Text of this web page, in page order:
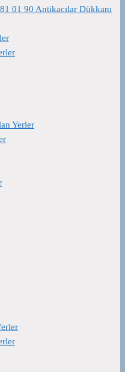
01 90 Antikacılar Dükkanı
Yerler